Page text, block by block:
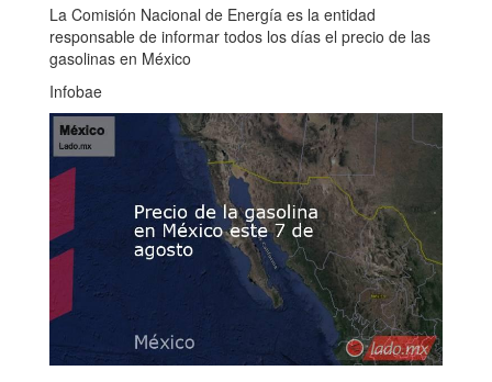
La Comisión Nacional de Energía es la entidad
responsable de informar todos los días el precio de las
gasolinas en México
Infobae